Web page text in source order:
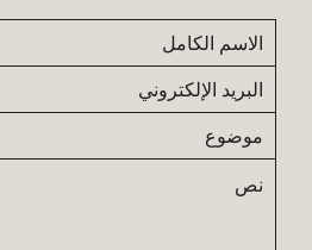
الاسم
الكامل
البريد
الإلكتروني